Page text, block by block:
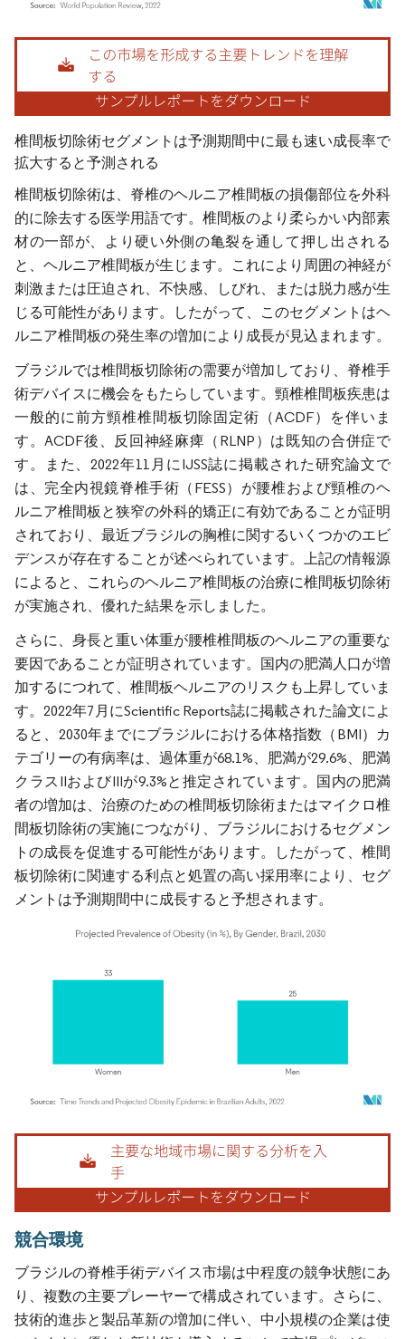
画像 © Mordor Intelligence。再利用にはCC BY 4.0の表示が必要です。
椎間板切除術セグメントは予測期間中に最も速い成長率で
拡大すると予測される
椎間板切除術は、脊椎のヘルニア椎間板の損傷部位を外科
的に除去する医学用語です。椎間板のより柔らかい内部素
材の一部が、より硬い外側の亀裂を通して押し出される
と、ヘルニア椎間板が生じます。これにより周囲の神経が
刺激または圧迫され、不快感、しびれ、または脱力感が生
じる可能性があります。したがって、このセグメントはヘ
ルニア椎間板の発生率の増加により成長が見込まれます。
ブラジルでは椎間板切除術の需要が増加しており、脊椎手
術デバイスに機会をもたらしています。頸椎椎間板疾患は
一般的に前方頸椎椎間板切除固定術（ACDF）を伴いま
す。ACDF後、反回神経麻痺（RLNP）は既知の合併症で
す。また、2022年11月にIJSS誌に掲載された研究論文で
は、完全内視鏡脊椎手術（FESS）が腰椎および頸椎のヘ
ルニア椎間板と狭窄の外科的矯正に有効であることが証明
されており、最近ブラジルの胸椎に関するいくつかのエビ
デンスが存在することが述べられています。上記の情報源
によると、これらのヘルニア椎間板の治療に椎間板切除術
が実施され、優れた結果を示しました。
さらに、身長と重い体重が腰椎椎間板のヘルニアの重要な
要因であることが証明されています。国内の肥満人口が増
加するにつれて、椎間板ヘルニアのリスクも上昇していま
す。2022年7月にScientific Reports誌に掲載された論文によ
ると、2030年までにブラジルにおける体格指数（BMI）カ
テゴリーの有病率は、過体重が68.1%、肥満が29.6%、肥満
クラスIIおよびIIIが9.3%と推定されています。国内の肥満
者の増加は、治療のための椎間板切除術またはマイクロ椎
間板切除術の実施につながり、ブラジルにおけるセグメン
トの成長を促進する可能性があります。したがって、椎間
板切除術に関連する利点と処置の高い採用率により、セグ
メントは予測期間中に成長すると予想されます。
画像 © Mordor Intelligence。再利用にはCC BY 4.0の表示が必要です。
競合環境
ブラジルの脊椎手術デバイス市場は中程度の競争状態にあ
り、複数の主要プレーヤーで構成されています。さらに、
技術的進歩と製品革新の増加に伴い、中小規模の企業は使